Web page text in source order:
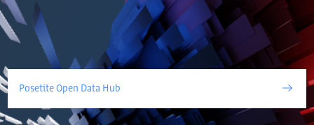
Posetite Open Data Hub